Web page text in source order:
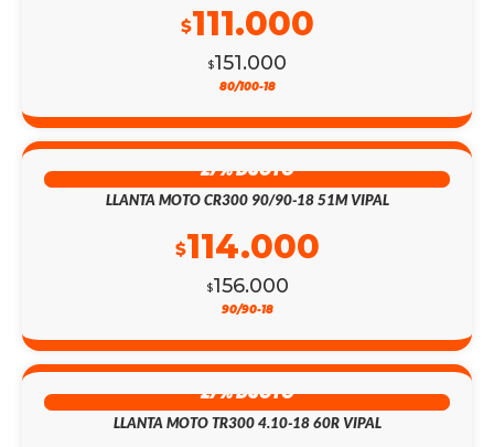
$151.000
$111.000
80/100-18
27% DSCTO
LLANTA MOTO CR300 90/90-18 51M VIPAL
$156.000
$114.000
90/90-18
27% DSCTO
LLANTA MOTO TR300 4.10-18 60R VIPAL